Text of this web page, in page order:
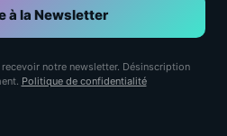
à la Newsletter
notre newsletter. Désinscription
Politique de confidentialité